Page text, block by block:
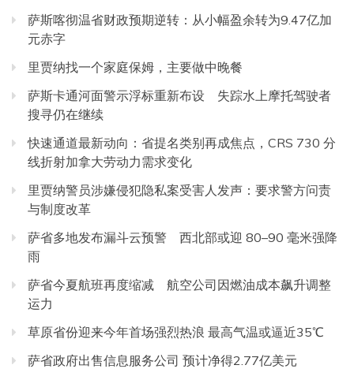
萨斯喀彻温省财政预期逆转：从小幅盈余转为9.47亿加
元赤字
里贾纳找一个家庭保姆，主要做中晚餐
萨斯卡通河面警示浮标重新布设 失踪水上摩托驾驶者
搜寻仍在继续
快速通道最新动向：省提名类别再成焦点，CRS 730 分
线折射加拿大劳动力需求变化
里贾纳警员涉嫌侵犯隐私案受害人发声：要求警方问责
与制度改革
萨省多地发布漏斗云预警 西北部或迎 80–90 毫米强降
雨
萨省今夏航班再度缩减 航空公司因燃油成本飙升调整
运力
草原省份迎来今年首场强烈热浪 最高气温或逼近35℃
萨省政府出售信息服务公司 预计净得2.77亿美元